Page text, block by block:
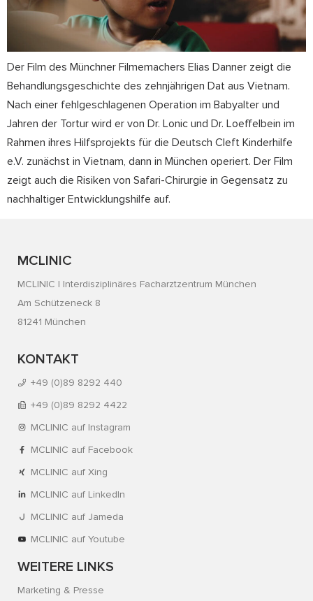
Der Film des Münchner Filmemachers Elias Danner zeigt die
Behandlungsgeschichte des zehnjährigen Dat aus Vietnam.
Nach einer fehlgeschlagenen Operation im Babyalter und
Jahren der Tortur wird er von Dr. Lonic und Dr. Loeffelbein im
Rahmen ihres Hilfsprojekts für die Deutsch Cleft Kinderhilfe
e.V. zunächst in Vietnam, dann in München operiert. Der Film
zeigt auch die Risiken von Safari-Chirurgie in Gegensatz zu
nachhaltiger Entwicklungshilfe auf.
MCLINIC
MCLINIC | Interdisziplinäres Facharztzentrum München
Am Schützeneck 8
81241 München
KONTAKT
+49 (0)89 8292 440
+49 (0)89 8292 4422
MCLINIC auf Instagram
MCLINIC auf Facebook
MCLINIC auf Xing
MCLINIC auf LinkedIn
MCLINIC auf Jameda
MCLINIC auf Youtube
WEITERE LINKS
Marketing & Presse